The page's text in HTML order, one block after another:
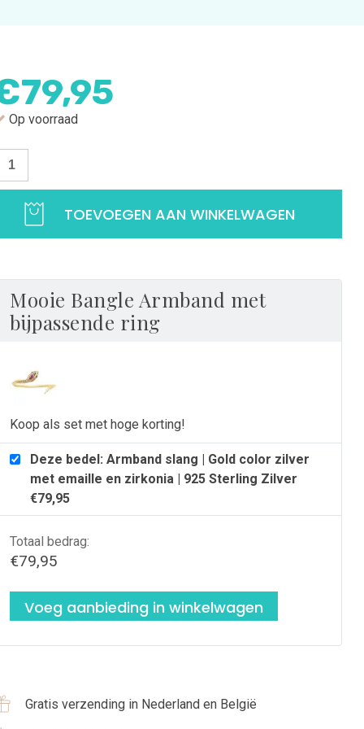
79,95
Op voorraad
Armband
emaille
zirkonia
Sterling
aantal
TOEVOEGEN AAN WINKELWAGEN
Mooie Bangle Armband met
bijpassende ring
Koop als set met hoge korting!
Deze bedel: Armband slang | Gold color zilver
met emaille en zirkonia | 925 Sterling Zilver
€79,95
Totaal bedrag:
€79,95
Voeg aanbieding in winkelwagen
Gratis verzending in Nederland en België